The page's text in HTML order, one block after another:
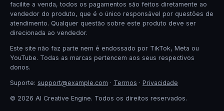
facilite a venda, todos os pagamentos são feitos diretamente ao
vendedor do produto, que é o único responsável por questões de
atendimento. Qualquer questão sobre este produto deve ser
direcionada ao vendedor.
Este site não faz parte nem é endossado por TikTok, Meta ou
YouTube. Todas as marcas pertencem aos seus respectivos
donos.
Suporte: support@example.com · Termos · Privacidade
© 2026 AI Creative Engine. Todos os direitos reservados.